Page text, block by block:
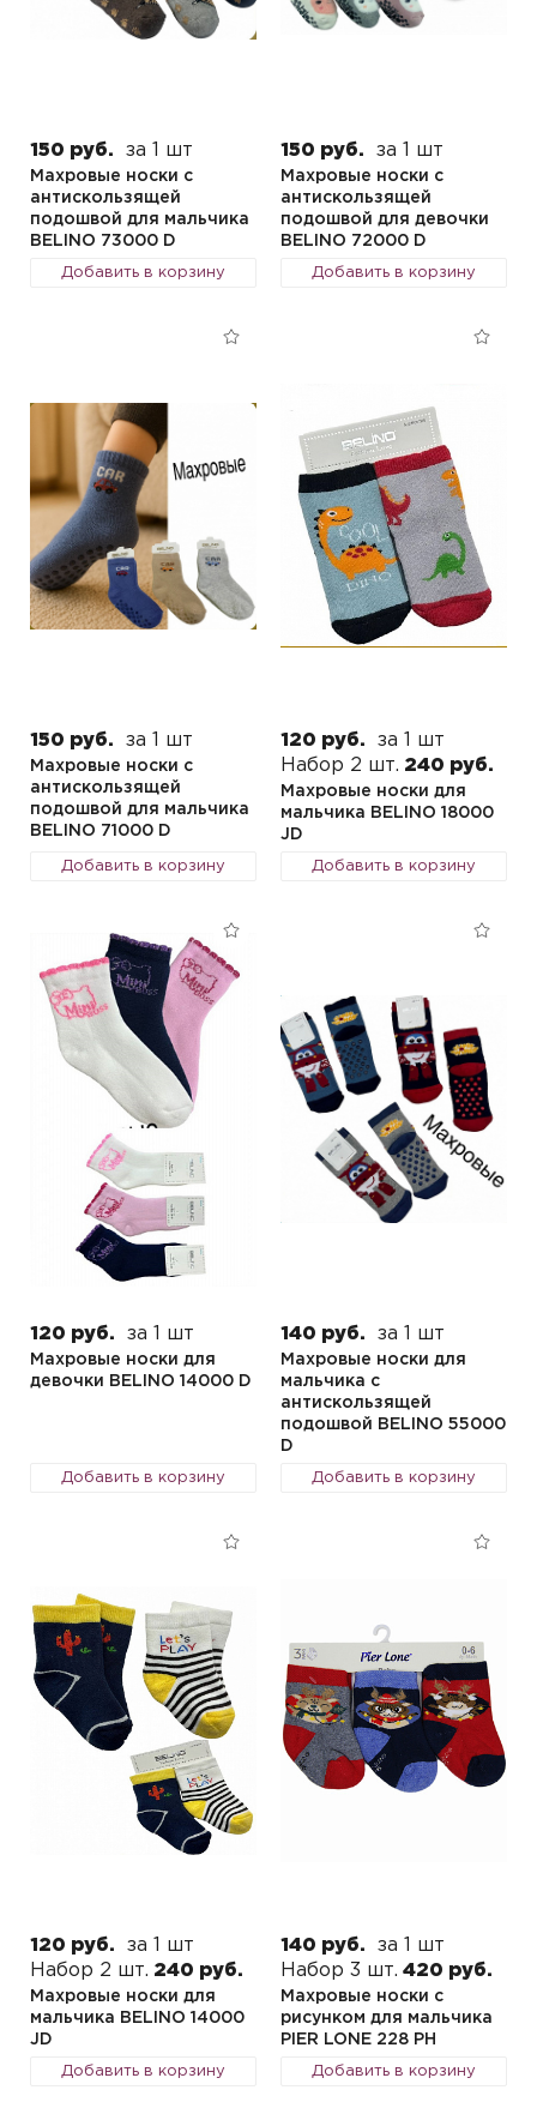
150 руб. за 1 шт
Махровые носки с
антискользящей
подошвой для мальчика
BELINO 73000 D
Добавить в корзину
150 руб. за 1 шт
Махровые носки с
антискользящей
подошвой для девочки
BELINO 72000 D
Добавить в корзину
150 руб. за 1 шт
Махровые носки с
антискользящей
подошвой для мальчика
BELINO 71000 D
Добавить в корзину
120 руб.
за 1 шт
Набор 2 шт. 240 руб.
Махровые носки для
мальчика BELINO 18000
JD
Добавить в корзину
120 руб. за 1 шт
Махровые носки для
девочки BELINO 14000 D
Добавить в корзину
140 руб. за 1 шт
Махровые носки для
мальчика с
антискользящей
подошвой BELINO 55000
D
Добавить в корзину
120 руб.
за 1 шт
Набор 2 шт. 240 руб.
Махровые носки для
мальчика BELINO 14000
JD
Добавить в корзину
140 руб.
за 1 шт
Набор 3 шт. 420 руб.
Махровые носки с
рисунком для мальчика
PIER LONE 228 PH
Добавить в корзину